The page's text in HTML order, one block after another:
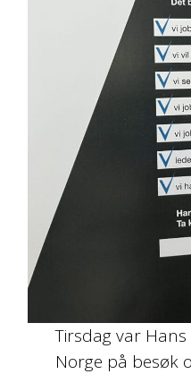
Tirsdag var
Norge på besøk